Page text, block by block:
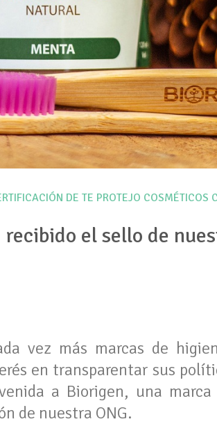
DE TE PROTEJO COSMÉTICOS
el sello de
vez más marcas de
en transparentar sus
a Biorigen, una
de nuestra ONG.